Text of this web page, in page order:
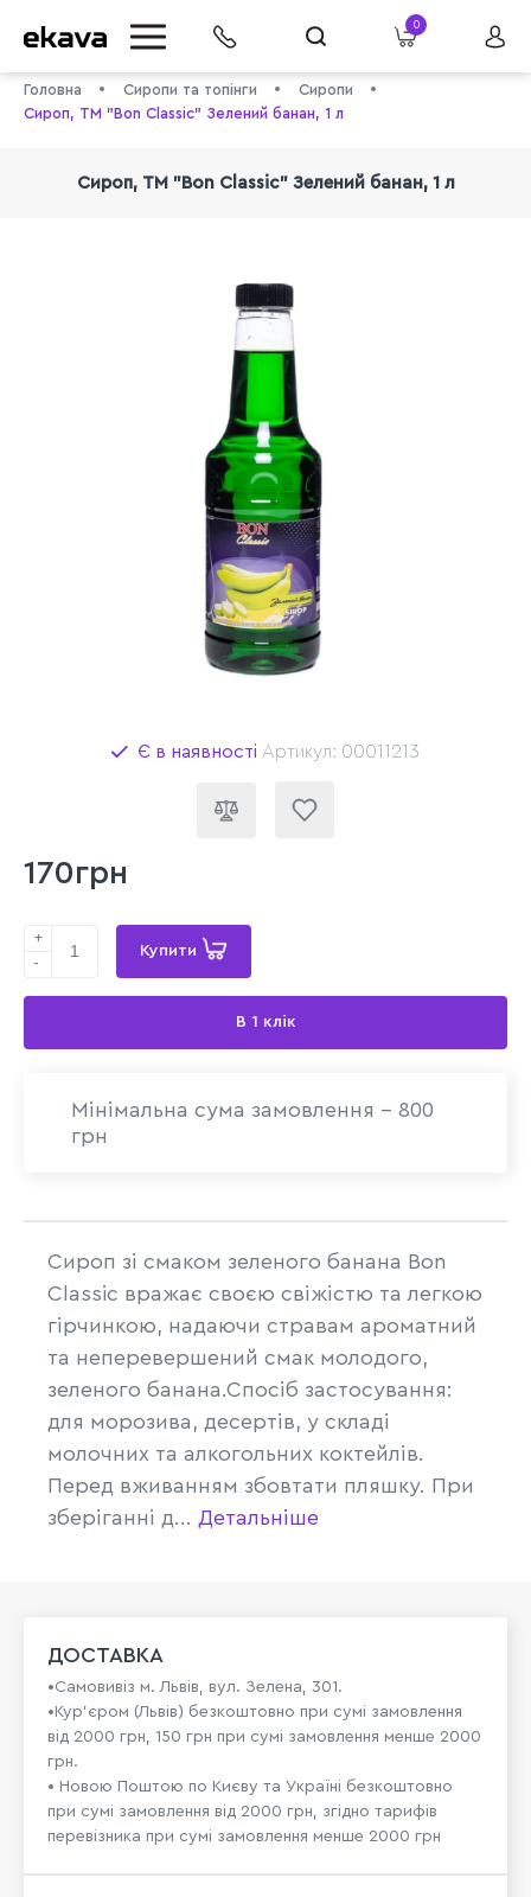
0
Головна Сиропи та топінги
Сиропи
Сироп, TM "Bon Classic" Зелений банан, 1 л
Сироп, TM "Bon Classic" Зелений банан, 1 л
Є в наявності Артикул: 00011213
170грн
+
-
Купити
В 1 клік
Мінімальна сума замовлення - 800
грн
Сироп зі смаком зеленого банана Bon
Classic вражає своєю свіжістю та легкою
гірчинкою, надаючи стравам ароматний
та неперевершений смак молодого,
зеленого банана.Спосіб застосування:
для морозива, десертів, у складі
молочних та алкогольних коктейлів.
Перед вживанням збовтати пляшку. При
зберіганні д... Детальніше
ДОСТАВКА
•Самовивіз м. Львів, вул. Зелена, 301.
•Кур'єром (Львів) безкоштовно при сумі замовлення
від 2000 грн, 150 грн при сумі замовлення менше 2000
грн.
• Новою Поштою по Києву та Україні безкоштовно
при сумі замовлення від 2000 грн, згідно тарифів
перевізника при сумі замовлення менше 2000 грн